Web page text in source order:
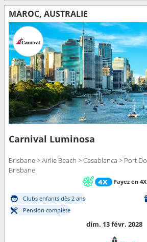
MAROC, AUSTRALIE
Carnival Luminosa
Brisbane > Airlie Beach > Casablanca > Port
Brisbane
Payez en 4X
Clubs enfants dès 2 ans
Pension complète
dim. 13 févr. 2028